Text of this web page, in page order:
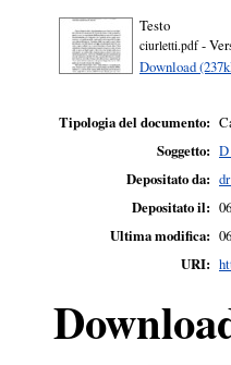
Testo
ciurletti.pdf-
Download
Tipologia del documento:
Soggetto:
Depositato da:
Depositato il:
Ultima modifica:
URI: